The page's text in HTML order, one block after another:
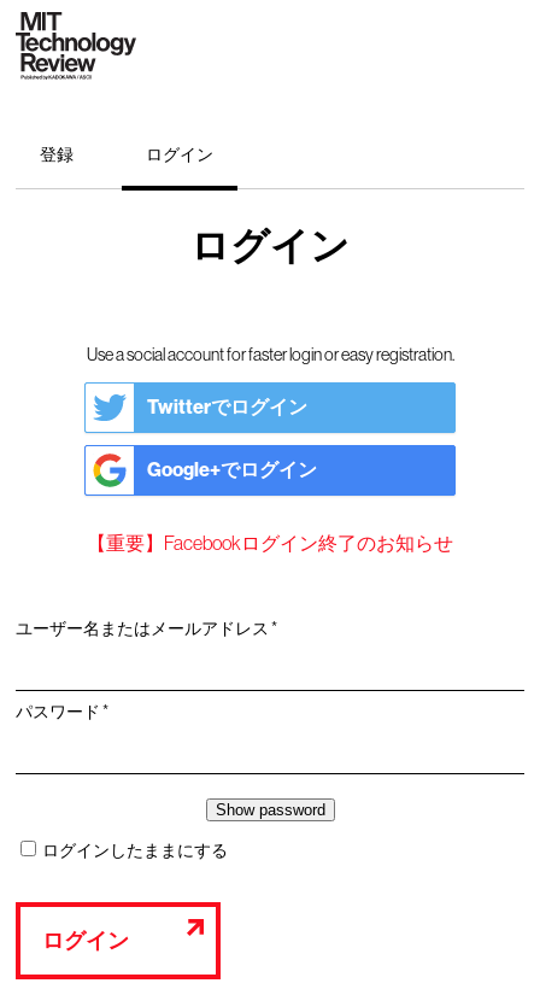
登録 ログイン
ログイン
Use a social account for faster login or easy registration.
Twitterでログイン
Google+でログイン
【重要】Facebookログイン終了のお知らせ
ユーザー名またはメールアドレス*必
パスワード*必
ログインしたままにする
ログイン